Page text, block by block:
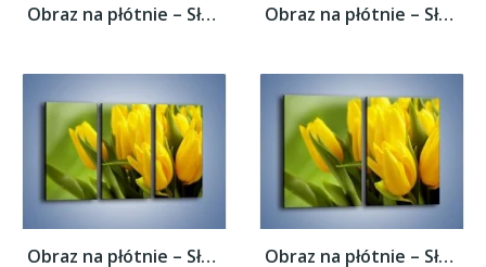
Obraz na płótnie – Słońce schowane w... Obraz na płótnie – Słońce schowane w...
Obraz na płótnie – Słońce schowane w... Obraz na płótnie – Słońce schowane w...